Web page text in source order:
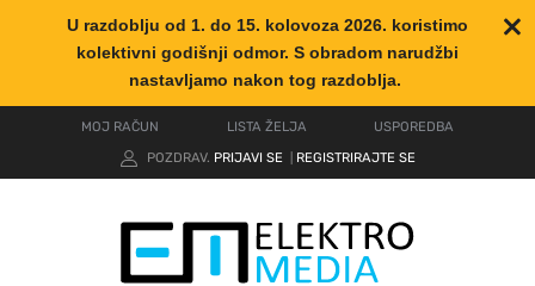
U razdoblju od 1. do 15. kolovoza 2026. koristimo
kolektivni godišnji odmor. S obradom narudžbi
nastavljamo nakon tog razdoblja.
MOJ RAČUN LISTA ŽELJA
USPOREDBA
POZDRAV. PRIJAVI SE REGISTRIRAJTE SE